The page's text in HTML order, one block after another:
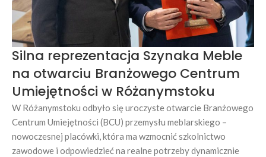
Silna reprezentacja Szynaka Meble
na otwarciu Branżowego Centrum
Umiejętności w Różanymstoku
W Różanymstoku odbyło się uroczyste otwarcie Branżowego
Centrum Umiejętności (BCU) przemysłu meblarskiego –
nowoczesnej placówki, która ma wzmocnić szkolnictwo
zawodowe i odpowiedzieć na realne potrzeby dynamicznie